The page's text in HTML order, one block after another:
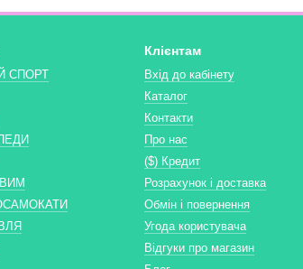
СПОРТ
Клієнтам
Вхід до кабінету
Каталог
Контакти
Про нас
($) Кредит
Розрахунок і доставка
Обмін і повернення
Угода користувача
Відгуки про магазин